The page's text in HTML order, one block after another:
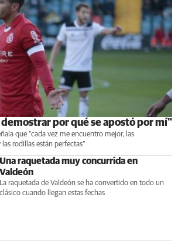
por qué se apostó por mí"
que "cada vez me encuentro mejor, las
rodillas están perfectas"
Una raquetada muy concurrida en
raquetada de Valdeón se ha convertido en todo un
cuando llegan estas fechas